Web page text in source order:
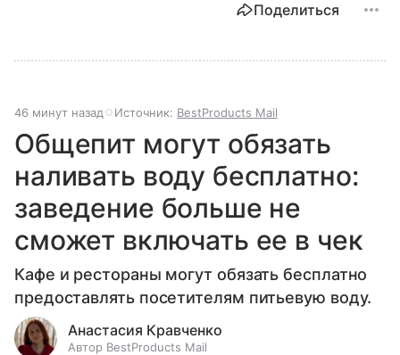
Поделиться
46 минут назад Источник: BestProducts Mail
Общепит могут обязать
наливать воду бесплатно:
заведение больше не
сможет включать ее в чек
Кафе и рестораны могут обязать бесплатно
предоставлять посетителям питьевую воду.
Анастасия Кравченко
Автор BestProducts Mail